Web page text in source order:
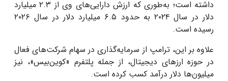
داشته است؛ به‌طوری که ارزش دارایی‌های وی از ۲.۳ میلیارد
دلار در سال ۲۰۲۴ به حدود ۶.۵ میلیارد دلار در سال ۲۰۲۶
رسیده است.
علاوه بر این، ترامپ از سرمایه‌گذاری در سهام شرکت‌های فعال
در حوزه ارز‌های دیجیتال، از جمله پلتفرم «کوین‌بیس»، نیز
میلیون‌ها دلار درآمد کسب کرده است.